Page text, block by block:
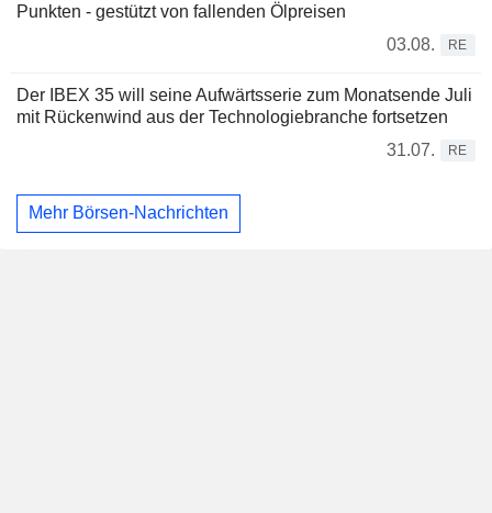
Punkten - gestützt von fallenden Ölpreisen
03.08.
RE
Der IBEX 35 will seine Aufwärtsserie zum Monatsende Juli
mit Rückenwind aus der Technologiebranche fortsetzen
31.07.
RE
Mehr Börsen-Nachrichten